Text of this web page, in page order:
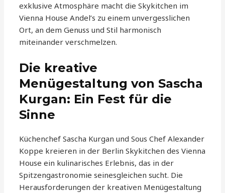
exklusive Atmosphäre macht die Skykitchen im
Vienna House Andel’s zu einem unvergesslichen
Ort, an dem Genuss und Stil harmonisch
miteinander verschmelzen.
Die kreative
Menügestaltung von Sascha
Kurgan: Ein Fest für die
Sinne
Küchenchef Sascha Kurgan und Sous Chef Alexander
Koppe kreieren in der Berlin Skykitchen des Vienna
House ein kulinarisches Erlebnis, das in der
Spitzengastronomie seinesgleichen sucht. Die
Herausforderungen der kreativen Menügestaltung